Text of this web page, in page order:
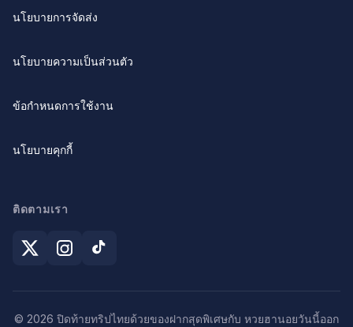
นโยบายการจัดส่ง
นโยบายความเป็นส่วนตัว
ข้อกำหนดการใช้งาน
นโยบายคุกกี้
ติดตามเรา
© 2026 ปิดท้ายทริปไทยด้วยของฝากสุดพิเศษกับ หวยฮานอยวันนี้ออก